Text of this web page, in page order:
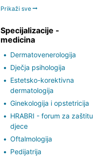
Prikaži sve
Specijalizacije -
medicina
Dermatovenerologija
Dječja psihologija
Estetsko-korektivna
dermatologija
Ginekologija i opstetricija
HRABRI - forum za zaštitu
djece
Oftalmologija
Pedijatrija